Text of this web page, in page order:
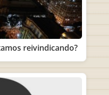
reivindicando?